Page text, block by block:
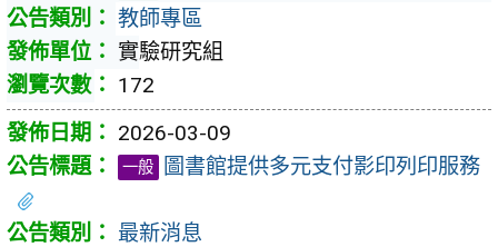
教師專區
實驗研究組
172
2026-03-09
一般 圖書館提供多元支付影印列印服務
最新消息